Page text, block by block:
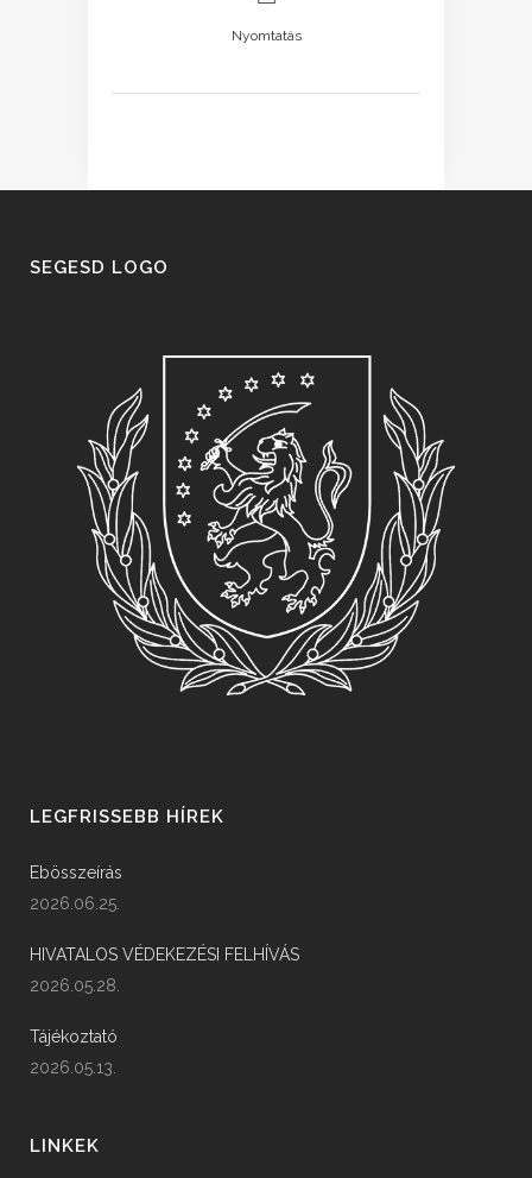
Nyomtatás
SEGESD LOGO
LEGFRISSEBB HÍREK
Ebösszeírás
2026.06.25.
HIVATALOS VÉDEKEZÉSI FELHÍVÁS
2026.05.28.
Tájékoztató
2026.05.13.
LINKEK